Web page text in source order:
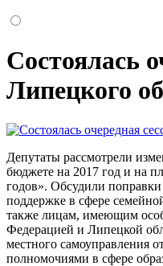
Состоялась
Липецкого
Депутаты рассмотрели
бюджете на 2017 год и на
годов». Обсудили
поддержке в сфере
также лицам, имеющим
Федерацией и Липецкой
местного самоуправления
полномочиями в сфере